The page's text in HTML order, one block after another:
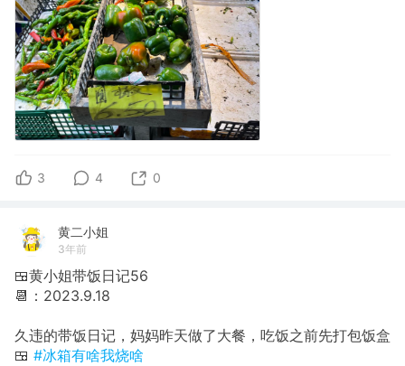
3 4 0
黄二小姐
3年前
🍱黄小姐带饭日记56
📆：2023.9.18
久违的带饭日记，妈妈昨天做了大餐，吃饭之前先打包饭盒
🍱 #冰箱有啥我烧啥